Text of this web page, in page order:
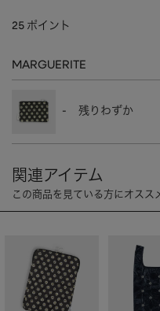
PASS CASE
CHARM キーホルダー・チャーム
OTHERその他
MOBILEモバイル
I PHONE CASE iPhoneケース
PC/TABLETPC・タブレット
25 ポイント
MARGUERITE
- 残りわずか